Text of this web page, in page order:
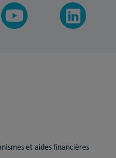
et aides financières